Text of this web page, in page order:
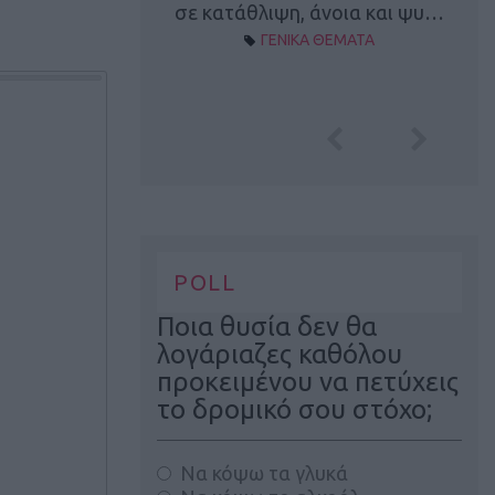
σε κατάθλιψη, άνοια και ψυ…
ΓΕΝΙΚΑ ΘΕΜΑΤΑ
POLL
Ποια θυσία δεν θα
λογάριαζες καθόλου
προκειμένου να πετύχεις
το δρομικό σου στόχο;
Να κόψω τα γλυκά